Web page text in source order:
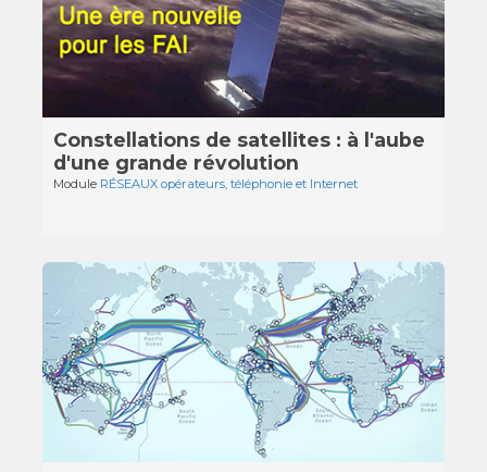
Constellations de satellites : à l'aube
d'une grande révolution
Module RÉSEAUX opérateurs, téléphonie et Internet